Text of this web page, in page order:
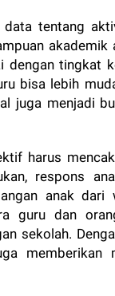
tentang
dengan tingkat
bisa lebih
juga menjadi
harus
respons
anak
guru dan
sekolah.
memberikan